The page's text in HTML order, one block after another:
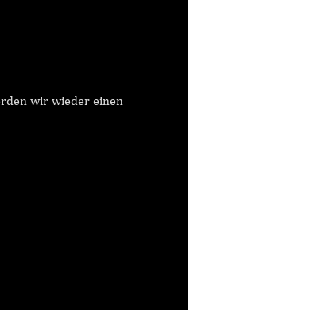
wir wieder einen